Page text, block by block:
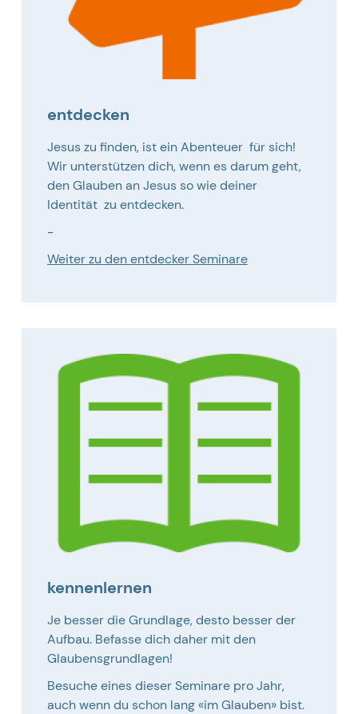
entdecken
Jesus zu finden, ist ein Abenteuer für sich!
Wir unterstützen dich, wenn es darum geht,
den Glauben an Jesus so wie deiner
Identität zu entdecken.
-
Weiter zu den entdecker Seminare
kennenlernen
Je besser die Grundlage, desto besser der
Aufbau. Befasse dich daher mit den
Glaubensgrundlagen!
Besuche eines dieser Seminare pro Jahr,
auch wenn du schon lang «im Glauben» bist.